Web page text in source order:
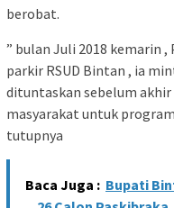
berobat.
” bulan Juli 2018 kemarin
parkir RSUD Bintan , ia
dituntaskan sebelum
masyarakat untuk
tutupnya
Baca Juga : Bupati